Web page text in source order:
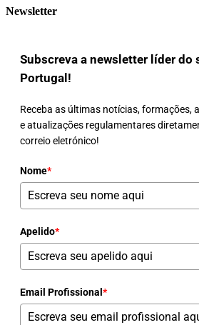
Newsletter
Subscreva a newsletter líder do
Portugal!
Receba as últimas notícias, formações,
e atualizações regulamentares
correio eletrónico!
Nome*
Apelido*
Email Profissional *